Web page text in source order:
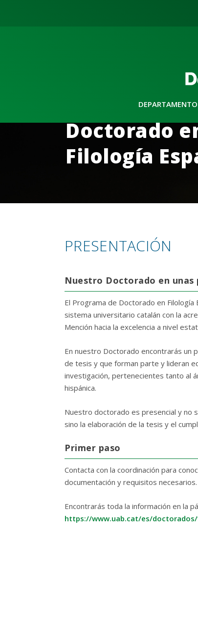
DEPARTAMENTO
Doctorado
Filología
PRESENTACIÓN
Nuestro Doctorado en unas
El Programa de Doctorado en
sistema universitario catalán con la
Mención hacia la excelencia a nivel
En nuestro Doctorado encontrarás
de tesis y que forman parte y lideran
investigación, pertenecientes tanto al
hispánica.
Nuestro doctorado es presencial y no
sino la elaboración de la tesis y el
Primer paso
Contacta con la coordinación para
documentación y requisitos necesarios.
Encontrarás toda la información en la
https://www.uab.cat/es/